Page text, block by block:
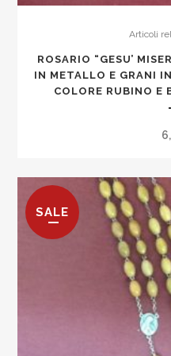
Articoli
ROSARIO “GESU’
IN METALLO E GRANI
COLORE RUBINO E
SALE